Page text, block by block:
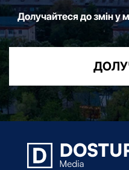
Долучайтеся до змін у